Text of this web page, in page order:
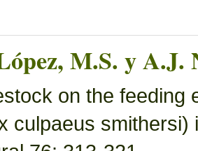
M.S. y A.J.
on the feeding
culpaeus